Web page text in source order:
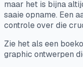
maar het is bijna
saaie opname. Een
controle over die
Zie het als een
graphic ontwerpen